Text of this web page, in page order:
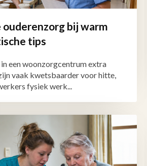
ouderenzorg bij warm
tips
een woonzorgcentrum extra
vaak kwetsbaarder voor hitte,
fysiek werk...